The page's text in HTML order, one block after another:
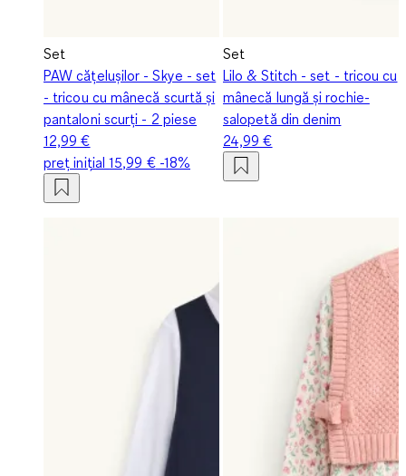
Set
PAW cățelușilor - Skye - set
- tricou cu mânecă scurtă și
pantaloni scurți - 2 piese
12,99 €
preț inițial15,99 €-18%
Set
Lilo & Stitch - set - tricou cu
mânecă lungă și rochie-
salopetă din denim
24,99 €